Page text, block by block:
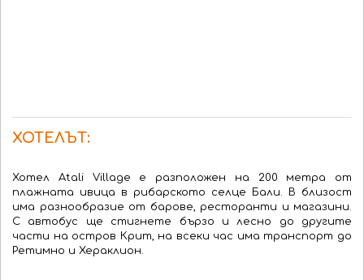
ХОТЕЛЪТ:
Хотел Atali Village е разположен на 200 метра от
плажната ивица в рибарското селце Бали. В близост
има разнообразие от барове, ресторанти и магазини.
С автобус ще стигнете бързо и лесно до другите
части на остров Крит, на всеки час има транспорт до
Ретимно и Хераклион.